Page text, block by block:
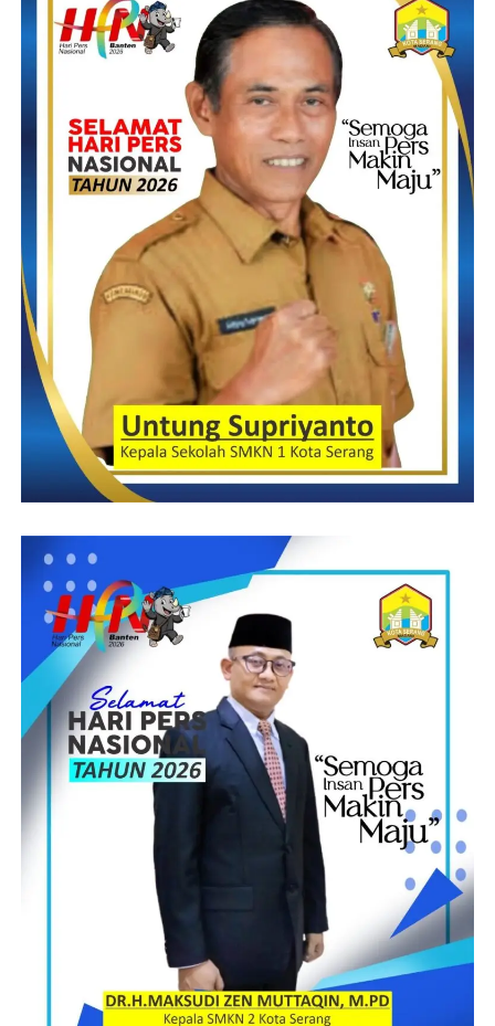
Lembaga Konsepindo Riset terdaftar di KPU RI sebagai
penyelenggara survei dan quick count Pemilu 2024 dan
merupakan anggota Persepi, asosiasi Lembaga survei terbesar di
Indonesia.
Post Views: 21